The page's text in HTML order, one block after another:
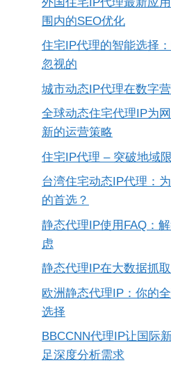
围内的SEO优化
住宅IP代理的智能选择
忽视的
城市动态IP代理在数字
全球动态住宅代理IP为
新的运营策略
住宅IP代理 – 突破地域
台湾住宅动态IP代理：
的首选？
静态代理IP使用FAQ：
虑
静态代理IP在大数据抓
欧洲静态代理IP：你的
选择
BBCCNN代理IP让国际
足深度分析需求